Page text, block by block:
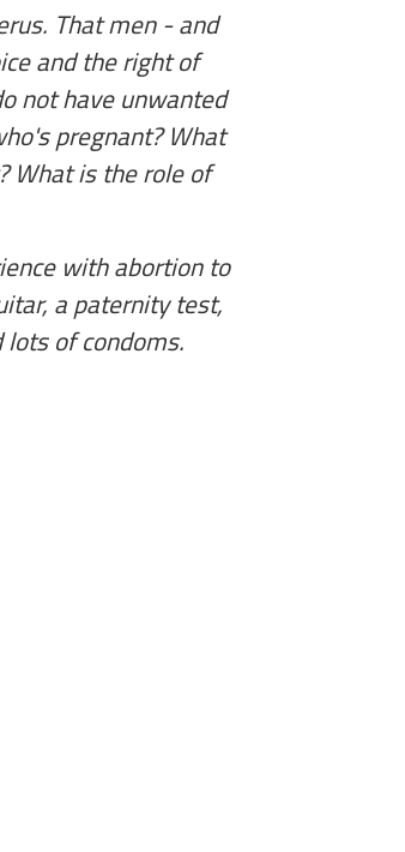
That men - and
and the right of
not have unwanted
pregnant? What
What is the role of
with abortion to
a paternity test,
of condoms.